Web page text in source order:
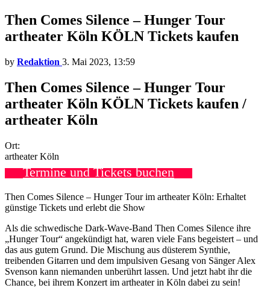
Then Comes Silence – Hunger Tour
artheater Köln KÖLN Tickets kaufen
by Redaktion 3. Mai 2023, 13:59
Then Comes Silence – Hunger Tour
artheater Köln KÖLN Tickets kaufen /
artheater Köln
Ort:
artheater Köln
Termine und Tickets buchen
Then Comes Silence – Hunger Tour im artheater Köln: Erhaltet
günstige Tickets und erlebt die Show
Als die schwedische Dark-Wave-Band Then Comes Silence ihre
„Hunger Tour“ angekündigt hat, waren viele Fans begeistert – und
das aus gutem Grund. Die Mischung aus düsterem Synthie,
treibenden Gitarren und dem impulsiven Gesang von Sänger Alex
Svenson kann niemanden unberührt lassen. Und jetzt habt ihr die
Chance, bei ihrem Konzert im artheater in Köln dabei zu sein!